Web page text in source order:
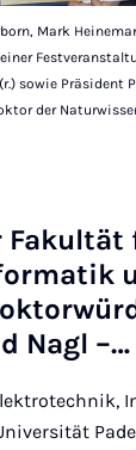
Mark
sowie Präsident
der
Nagl –…